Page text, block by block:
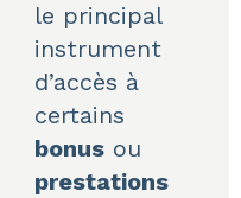
le principal
instrument
d’accès à
certains
bonus ou
prestations